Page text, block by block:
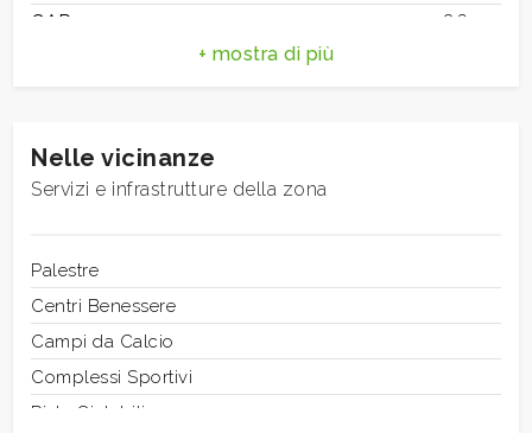
CAP 86100
Locali
Stato conservazione
Posizione
Nelle vicinanze
Servizi e infrastrutture della zona
Palestre
Centri Benessere
Campi da Calcio
Complessi Sportivi
Piste Ciclabili
Qualsiasi
2
3